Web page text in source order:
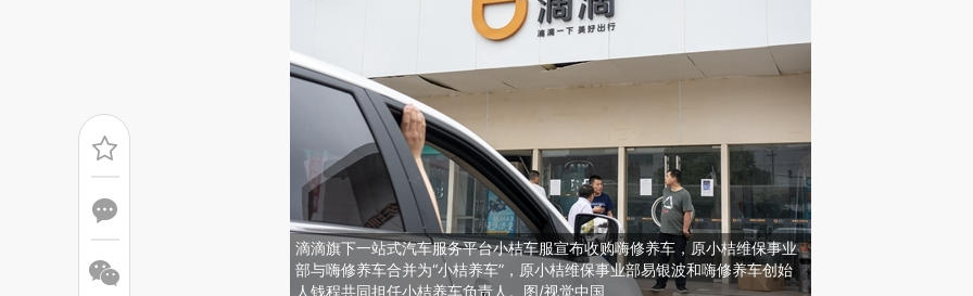
滴滴旗下一站式汽车服务平台小桔车服宣布收购嗨修养车，原小桔维保事业
部与嗨修养车合并为“小桔养车”，原小桔维保事业部易银波和嗨修养车创始
人钱程共同担任小桔养车负责人。图/视觉中国